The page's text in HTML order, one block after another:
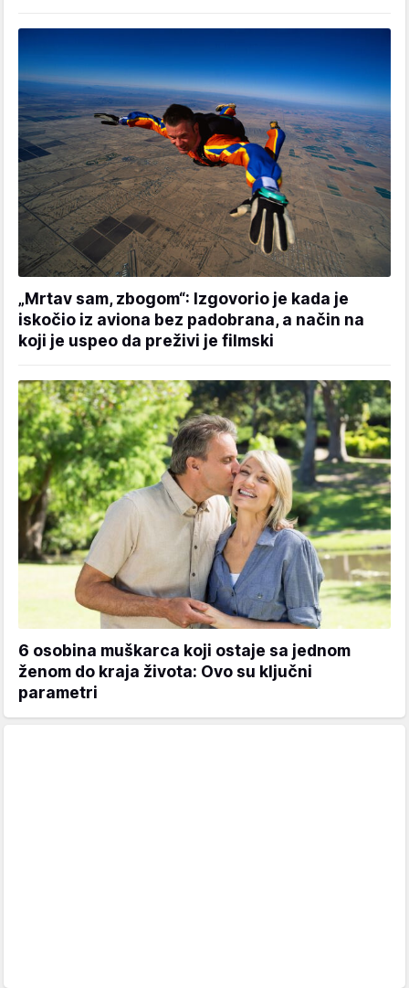
„Mrtav sam, zbogom“: Izgovorio je kada je
iskočio iz aviona bez padobrana, a način na
koji je uspeo da preživi je filmski
6 osobina muškarca koji ostaje sa jednom
ženom do kraja života: Ovo su ključni
parametri